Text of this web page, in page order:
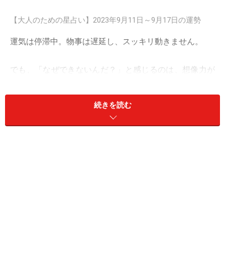
【大人のための星占い】2023年9月11日～9月17日の運勢
運気は停滞中。物事は遅延し、スッキリ動きません。
でも、「なぜできないんだ？」と感じるのは、想像力が
由があり、無神経に自分の正義を押し付けるとあなたが
周囲のストレスの根源になりかねません。根気強く、慎
重にやり過ごし、15日の新月、16日の水星順行による改
続きを読む